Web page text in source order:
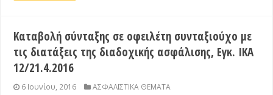
Καταβολή σύνταξης σε οφειλέτη συνταξιούχο με
τις διατάξεις της διαδοχικής ασφάλισης, Εγκ. ΙΚΑ
12/21.4.2016
6 Ιουνίου, 2016 ΑΣΦΑΛΙΣΤΙΚΑ ΘΕΜΑΤΑ